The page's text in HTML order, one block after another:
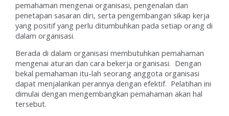
pemahaman mengenai organisasi, pengenalan dan
penetapan sasaran diri, serta pengembangan sikap kerja
yang positif yang perlu ditumbuhkan pada setiap orang di
dalam organisasi.
Berada di dalam organisasi membutuhkan pemahaman
mengenai aturan dan cara bekerja organisasi. Dengan
bekal pemahaman itu-lah seorang anggota organisasi
dapat menjalankan perannya dengan efektif. Pelatihan ini
dimulai dengan mengembangkan pemahaman akan hal
tersebut.